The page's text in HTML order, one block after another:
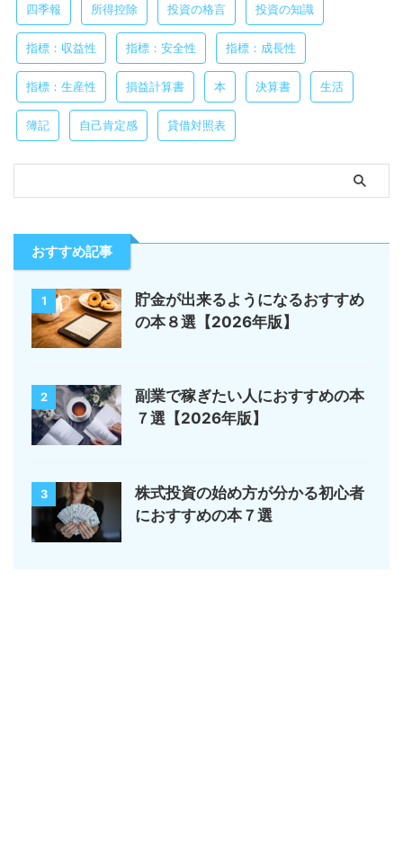
四季報 所得控除 投資の格言 投資の知識
指標：収益性 指標：安全性 指標：成長性
指標：生産性 損益計算書 本 決算書 生活
簿記 自己肯定感 貸借対照表
おすすめ記事
1
貯金が出来るようになるおすすめ
の本８選【2026年版】
2
副業で稼ぎたい人におすすめの本
７選【2026年版】
3
株式投資の始め方が分かる初心者
におすすめの本７選